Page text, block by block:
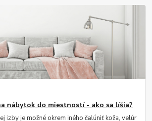
nábytok do miestností - ako sa líšia?
izby je možné okrem iného čalúniť koža, velúr